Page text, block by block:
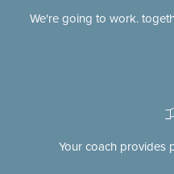
We're going to work.
Your coach provides